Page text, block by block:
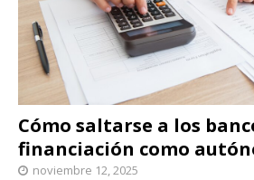
Cómo saltarse a los
financiación como
noviembre 12, 2025